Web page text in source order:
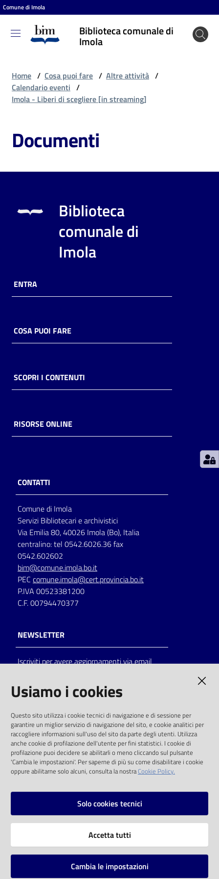
Vai al contenuto
Vai alla navigazione
Vai al footer
Comune di Imola
Biblioteca comunale di
Imola
Biblioteca
comunale
Cosa
fare
Scopri
online
Piani
Decentrate
Seguici
su
on line
Eventi
Chiedi al
bibliotecario
Avvisi
Home / Cosa puoi fare / Altre attività /
Calendario eventi /
Imola - Liberi di scegliere [in streaming]
Documenti
Biblioteca
comunale di
Imola
ENTRA
COSA PUOI FARE
SCOPRI I CONTENUTI
RISORSE ONLINE
CONTATTI
Comune di Imola
Servizi Bibliotecari e archivistici
Via Emilia 80, 40026 Imola (Bo), Italia
centralino: tel 0542.6026.36 fax
0542.602602
bim@comune.imola.bo.it
PEC comune.imola@cert.provincia.bo.it
P.IVA 00523381200
C.F. 00794470377
NEWSLETTER
Iscriviti per avere aggiornamenti via email
solo alle condizioni previste dalla direttiva
comunitaria 2003/98/CE e dal d.lgs. 36/2006
SOCIAL
Instagram
Vai alla pagina
Usiamo i cookies
Questo sito utilizza i cookie tecnici di navigazione e di sessione per
garantire un miglior servizio di navigazione del sito, e cookie analitici per
raccogliere informazioni sull'uso del sito da parte degli utenti. Utilizza
anche cookie di profilazione dell'utente per fini statistici. I cookie di
profilazione puoi decidere se abilitarli o meno cliccando sul pulsante
'Cambia le impostazioni'. Per saperne di più su come disabilitare i cookie
oppure abilitarne solo alcuni, consulta la nostraCookie Policy.
Solo cookies tecnici
Accetta tutti
Cambia le impostazioni